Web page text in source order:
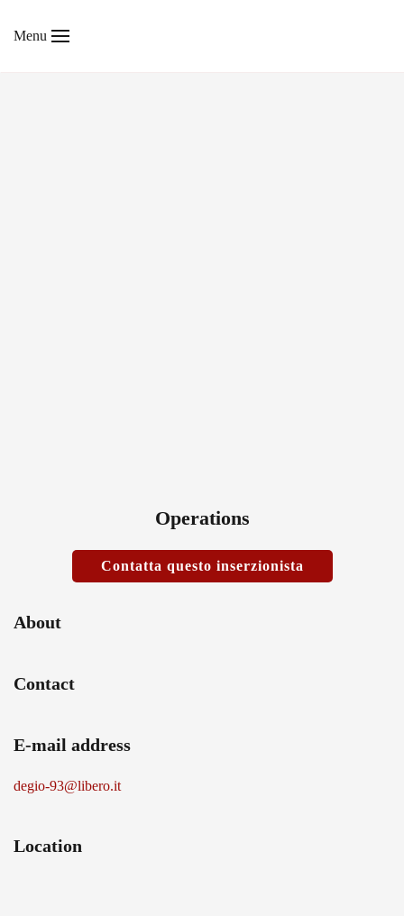
Menu
Operations
Contatta questo inserzionista
About
Contact
E-mail address
degio-93@libero.it
Location